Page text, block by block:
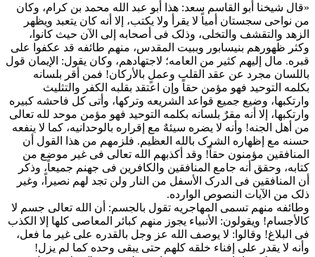
«قال شیخنا أبو القاسم سعد: هذا أبو عبد الله محمد بن کرام، وکان
من نواحی سجستان أمیاً لا یقرأ ولا یکتب، إلا أنه کان یتعبد ویظهر
الزهد والتقشف والتخلی، وذلک فی أصحابه إلى الآن حیث کانوا،
وکثر ظهورهم بنیسابور وببیت المقدس، منهم طائفه قد عکفوا على
قبره. مال إلیهم کثیر من العامه؛ لاجتهادهم، وکان یقول: الإیمان قول
باللسان مجرد عن عقد القلب وعملٍ بالأرکان! فمن أقر بلسانه
بکلمه التوحید فهو مؤمن حقاً وإن اعتقد بقلبه الکفر والتثلیث
وارتکبها، وضیع جمیع قواعد الشریعه وترکها، وأتى کل فاحشه کبیره
وارتکبها، إلا أنه مقرٌ بلسانه بکلمه التوحید فهو مؤمن موحد لله تعالى
من أهل الجنه! وأنه لا یضره سیئهٌ مع إقراره بالوحدانیه، کما لا ینفعه
حسنه مع إظهاره الشرک بالله العظیم. فلزمهم من هذا القول أن
المنافقین مؤمنون حقاً! وقد أکذبهم الله تعالى فی غیر موضع من
کتابه، وحقق أنه جامع المنافقین والکافرین فی جهنم جمیعاً، وذکر
أن المنافقین فی الدرک الأسفل من النار ولن تجد لهم نصیراً، وغیر
ذلک من الآیات النصوص الوارده.
وطائفه منهم تسمى المهاجریه تقول بالجسم: أن الله تعالى جسم لا
کالأجسام! ویقولون: الأنبیاء یجوز منهم کبائر المعاصی کلها إلا الکذب
فی البلاغ! وقالوا: لا یوصف الله عز وجل بالقدره على غیر ما فعل،
وأنه لا یقدر على إفناء خلقه کلهم حتى یبقى وحده کما لم یزل!